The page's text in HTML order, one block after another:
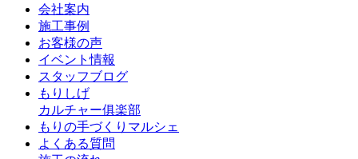
会社案内
施工事例
お客様の声
イベント情報
スタッフブログ
もりしげ
カルチャー俱楽部
もりの手づくりマルシェ
よくある質問